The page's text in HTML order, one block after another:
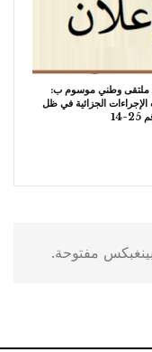
ملتقى وطني موسوم ب:
الجزائية في ظل
مفتوحة.